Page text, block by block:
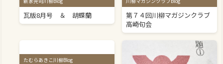
瓦版8月号 ＆ 胡蝶蘭
第７４回川柳マガジンクラブ
高崎句会
たむらあきこ川柳Blog